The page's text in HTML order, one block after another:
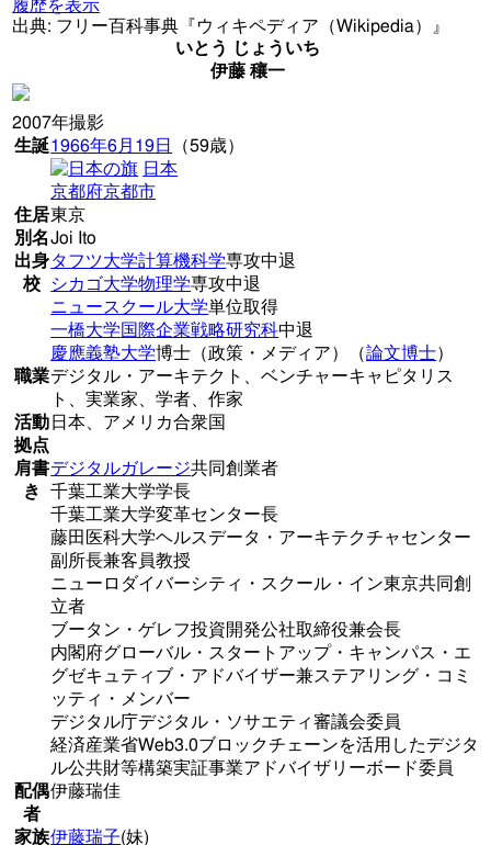
履歴を表示
出典: フリー百科事典『ウィキペディア（Wikipedia）』
いとう じょういち
伊藤 穰一
2007年撮影
生誕1966年6月19日
（59歳）
日本
京都府京都市
住居東京
別名 Joi Ito
出身
校
タフツ大学計算機科学専攻中退
シカゴ大学物理学専攻中退
ニュースクール大学単位取得
一橋大学国際企業戦略研究科中退
慶應義塾大学博士（政策・メディア）（論文博士）
職業デジタル・アーキテクト、ベンチャーキャピタリス
ト、実業家、学者、作家
活動
拠点
日本、アメリカ合衆国
肩書
き
デジタルガレージ共同創業者
千葉工業大学学長
千葉工業大学変革センター長
藤田医科大学ヘルスデータ・アーキテクチャセンター
副所長兼客員教授
ニューロダイバーシティ・スクール・イン東京共同創
立者
ブータン・ゲレフ投資開発公社取締役兼会長
内閣府グローバル・スタートアップ・キャンパス・エ
グゼキュティブ・アドバイザー兼ステアリング・コミ
ッティ・メンバー
デジタル庁デジタル・ソサエティ審議会委員
経済産業省Web3.0ブロックチェーンを活用したデジタ
ル公共財等構築実証事業アドバイザリーボード委員
配偶
者
伊藤瑞佳
家族伊藤瑞子(妹)